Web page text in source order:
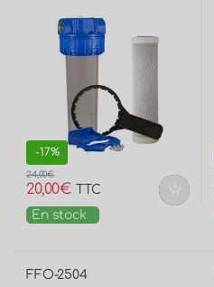
-17%
20,00€
24,00€
TTC
En stock
FFO-2504